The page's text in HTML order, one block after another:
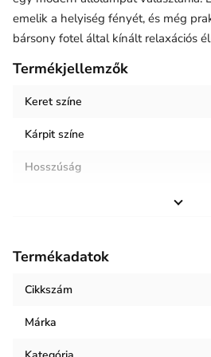
emelik a helyiség fényét, és még
bársony fotel által kínált relaxációs
Termékjellemzők
Keret színe
Kárpit színe
Hosszúság
Helyiség / terhelés
Termék súlya
Keret anyaga
Termékadatok
Cikkszám
Márka